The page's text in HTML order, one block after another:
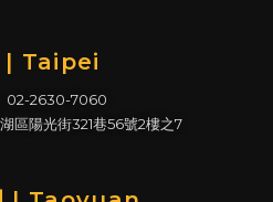
| Taipei
02-2630-7060
區陽光街321巷56號2樓之7